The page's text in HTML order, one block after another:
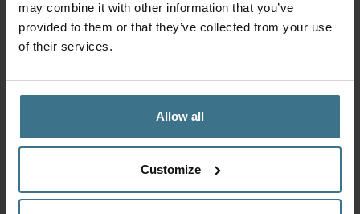
may combine it with other information that you’ve
provided to them or that they’ve collected from your use
of their services.
Allow all
Customize
MIX & MATCH | Alles voor het ontbijt
Vanaf:€14.85 Oorspronkelijke
was:
€14.85.
€
is: